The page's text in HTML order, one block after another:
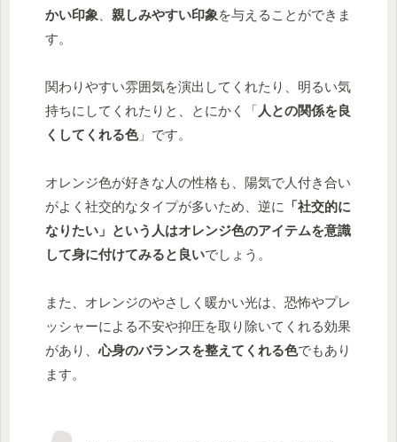
かい印象
親しみやすい印象を与えることができま
す。
関わりやすい雰囲気を演出してくれたり、明るい気
持ちにしてくれたりと、とにかく「 人との関係を良
くしてくれる色」です。
オレンジ色が好きな人の性格も、陽気で人付き合い
がよく社交的なタイプが多いため、逆に
「社交的に
なりたい」という人はオレンジ色のアイテムを意識
して身に付けてみると良いでしょう。
また、オレンジのやさしく暖かい光は、恐怖やプレ
ッシャーによる不安や抑圧を取り除いてくれる効果
があり、心身のバランスを整えてくれる色でもあり
ます。